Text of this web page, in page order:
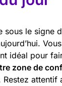
sous le signe
idéal pour
zone de